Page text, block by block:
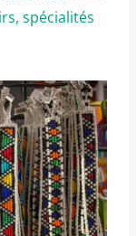
spécialités